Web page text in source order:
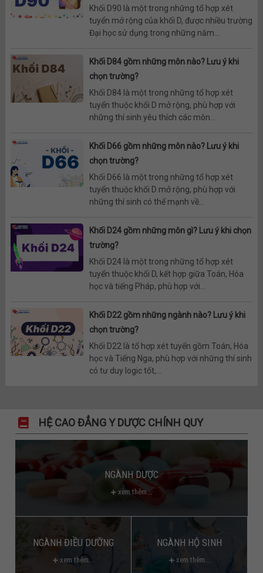
Khối D90 là một trong những tổ hợp xét
tuyển mở rộng của khối D, được nhiều trường
Đại học sử dụng trong những năm...
Khối D84 gồm những môn nào? Lưu ý khi
chọn trường?
Khối D84 là một trong những tổ hợp xét
tuyển thuộc khối D mở rộng, phù hợp với
những thí sinh yêu thích các môn...
Khối D66 gồm những môn nào? Lưu ý khi
chọn trường?
Khối D66 là một trong những tổ hợp xét
tuyển thuộc khối D mở rộng, phù hợp với
những thí sinh có thế mạnh về...
Khối D24 gồm những môn gì? Lưu ý khi chọn
trường?
Khối D24 là một trong những tổ hợp xét
tuyển thuộc khối D, kết hợp giữa Toán, Hóa
học và tiếng Pháp, phù hợp với...
Khối D22 gồm những ngành nào? Lưu ý khi
chọn trường?
Khối D22 là tổ hợp xét tuyển gồm Toán, Hóa
học và Tiếng Nga, phù hợp với những thí sinh
có tư duy logic tốt,...
HỆ CAO ĐẲNG Y DƯỢC CHÍNH QUY
NGÀNH DƯỢC
xem thêm...
NGÀNH ĐIỀU DƯỠNG
xem thêm...
NGÀNH HỘ SINH
xem thêm...